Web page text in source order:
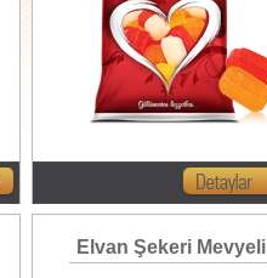
Elvan Şekeri Mevyeli